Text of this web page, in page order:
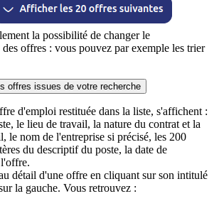
la possibilité de changer le
des offres : vous pouvez par exemple les trier
offres issues de votre recherche
d'emploi restituée dans la liste, s'affichent :
le lieu de travail, la nature du contrat et la
le nom de l'entreprise si précisé, les 200
du descriptif du poste, la date de
détail d'une offre en cliquant sur son intitulé
la gauche. Vous retrouvez :